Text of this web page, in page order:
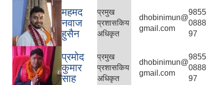
महमद
नवाज
हुसैन
प्रमुख
प्रशासकिय
अधिकृत
dhobinimun@
gmail.com
9855
0888
97
प्रमोद
कुमार
साह
प्रमुख
प्रशासकिय
अधिकृत
dhobinimun@
gmail.com
9855
0888
97